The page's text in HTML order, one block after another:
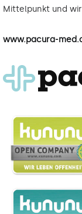
Mittelpunkt und
www.pacura-